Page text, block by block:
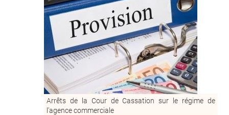
Arrêts de la Cour de Cassation sur le régime de
l’agence commerciale